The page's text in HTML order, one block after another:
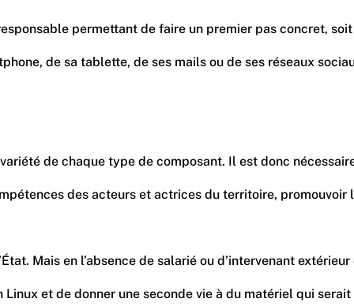
permettant de faire un premier pas concret,
de sa tablette, de ses mails ou de ses réseaux
chaque type de composant. Il est donc
des acteurs et actrices du territoire,
Mais en l’absence de salarié ou d’intervenant
et de donner une seconde vie à du matériel